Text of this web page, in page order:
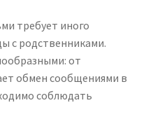
требует иного
с родственниками.
от
обмен сообщениями в
соблюдать